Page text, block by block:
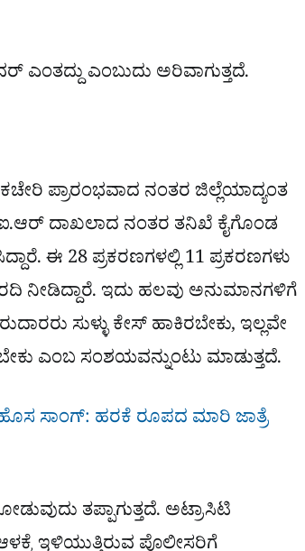
ಎಂಬುದು ಅರಿವಾಗುತ್ತದೆ.
ಪ್ರಾರಂಭವಾದ ನಂತರ ಜಿಲ್ಲೆಯಾದ್ಯಂತ
ದಾಖಲಾದ ನಂತರ ತನಿಖೆ ಕೈಗೊಂಡ
ಈ 28 ಪ್ರಕರಣಗಳಲ್ಲಿ 11 ಪ್ರಕರಣಗಳು
ನೀಡಿದ್ದಾರೆ. ಇದು ಹಲವು ಅನುಮಾನಗಳಿಗೆ
ಸುಳ್ಳು ಕೇಸ್ ಹಾಕಿರಬೇಕು, ಇಲ್ಲವೇ
ಎಂಬ ಸಂಶಯವನ್ನುಂಟು ಮಾಡುತ್ತದೆ.
ಸಾಂಗ್: ಹರಕೆ ರೂಪದ ಮಾರಿ ಜಾತ್ರೆ
ತಪ್ಪಾಗುತ್ತದೆ. ಅಟ್ರಾಸಿಟಿ